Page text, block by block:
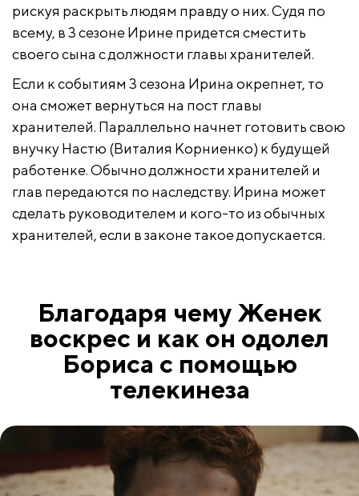
рискуя раскрыть людям правду о них. Судя по
всему, в 3 сезоне Ирине придется сместить
своего сына с должности главы хранителей.
Если к событиям 3 сезона Ирина окрепнет, то
она сможет вернуться на пост главы
хранителей. Параллельно начнет готовить свою
внучку Настю (Виталия Корниенко) к будущей
работенке. Обычно должности хранителей и
глав передаются по наследству. Ирина может
сделать руководителем и кого-то из обычных
хранителей, если в законе такое допускается.
Благодаря чему Женек
воскрес и как он одолел
Бориса с помощью
телекинеза